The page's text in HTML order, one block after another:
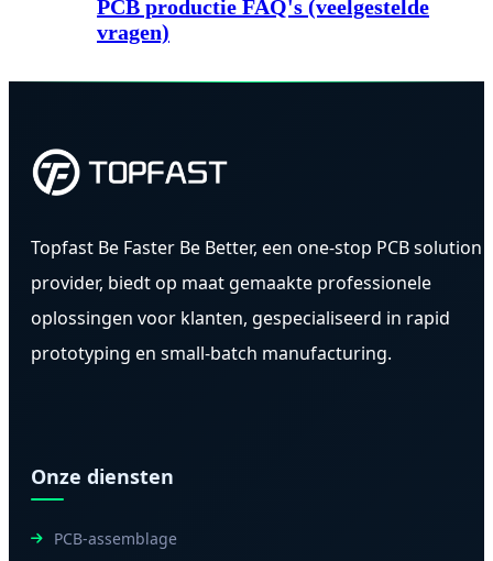
PCB productie FAQ's (veelgestelde
vragen)
Topfast Be Faster Be Better, een one-stop PCB solution
provider, biedt op maat gemaakte professionele
oplossingen voor klanten, gespecialiseerd in rapid
prototyping en small-batch manufacturing.
Onze diensten
PCB-assemblage